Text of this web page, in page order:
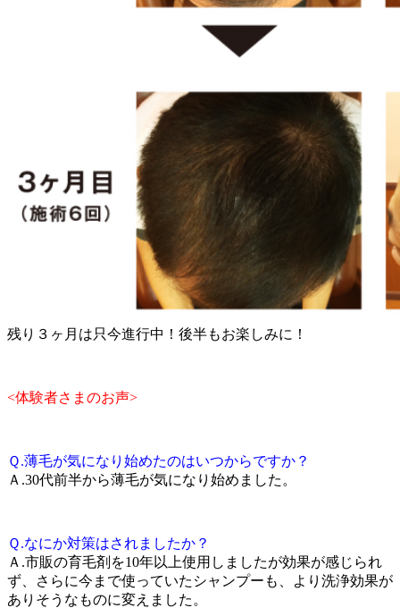
残り３ヶ月は只今進行中！後半もお楽しみに！
<体験者さまのお声>
Ｑ.薄毛が気になり始めたのはいつからですか？
Ａ.30代前半から薄毛が気になり始めました。
Ｑ.なにか対策はされましたか？
Ａ.市販の育毛剤を10年以上使用しましたが効果が感じられ
ず、さらに今まで使っていたシャンプーも、より洗浄効果が
ありそうなものに変えました。